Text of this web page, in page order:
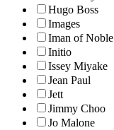
Hugo Boss
Images
Iman of Noble
Initio
Issey Miyake
Jean Paul
Jett
Jimmy Choo
Jo Malone